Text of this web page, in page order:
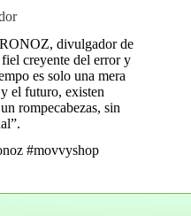
divulgador de
creyente del error y
es solo una mera
el futuro, existen
rompecabezas, sin
#movvyshop